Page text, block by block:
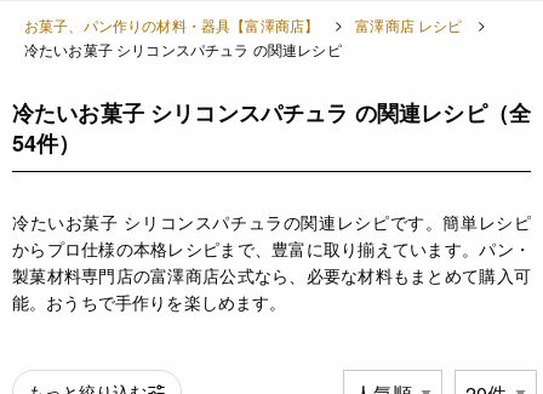
お菓子、パン作りの材料・器具【富澤商店】
富澤商店 レシピ
冷たいお菓子 シリコンスパチュラ の関連レシピ
冷たいお菓子 シリコンスパチュラ の関連レシピ（全
54件）
冷たいお菓子 シリコンスパチュラの関連レシピです。簡単レシピ
からプロ仕様の本格レシピまで、豊富に取り揃えています。パン・
製菓材料専門店の富澤商店公式なら、必要な材料もまとめて購入可
能。おうちで手作りを楽しめます。